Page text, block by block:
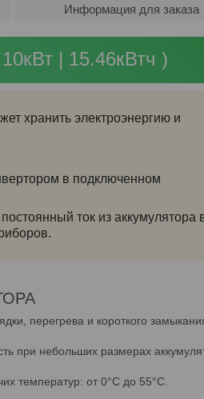
Информация для заказа
| 15.46кВтч )
хранить электроэнергию и
в подключенном
ток из аккумулятора
перегрева и короткого
при небольших размерах
температур: от 0°C до 55°C.